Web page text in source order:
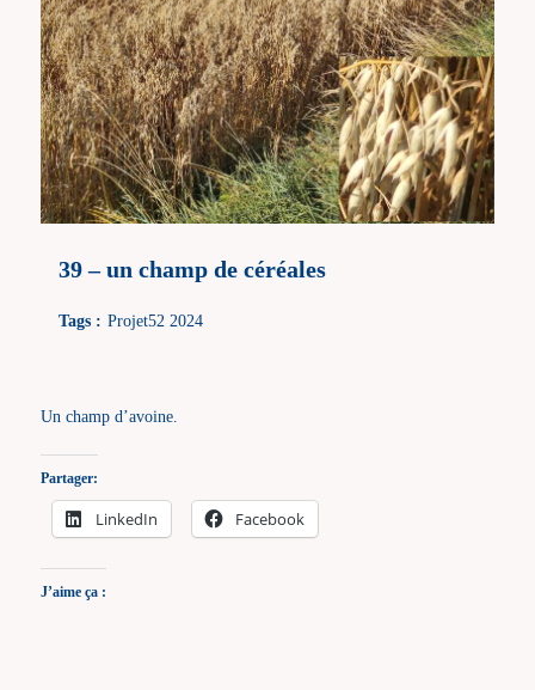
39 – un champ de céréales
Tags : Projet52 2024
Un champ d’avoine.
Partager:
LinkedIn Facebook
J’aime ça :